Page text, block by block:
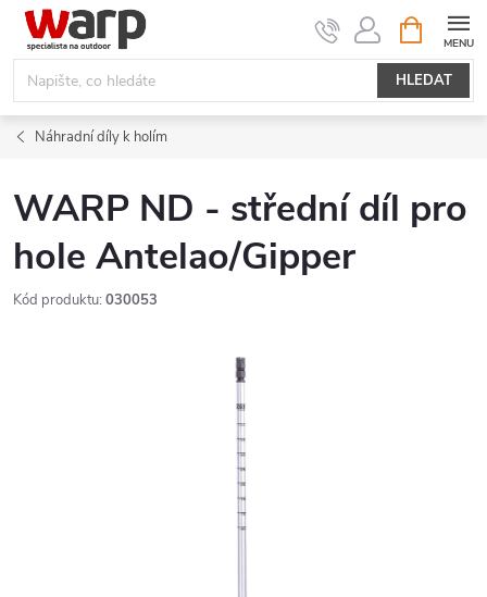
Přejít
obsah
HLEDAT
NÁKUPNÍ
KOŠÍK
Náhradní díly k holím
WARP ND - střední díl pro
hole Antelao/Gipper
Kód produktu: 030053